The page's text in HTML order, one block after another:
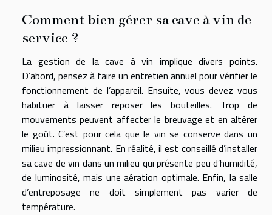
Comment bien gérer sa cave à vin de
service ?
La gestion de la cave à vin implique divers points.
D’abord, pensez à faire un entretien annuel pour vérifier le
fonctionnement de l’appareil. Ensuite, vous devez vous
habituer à laisser reposer les bouteilles. Trop de
mouvements peuvent affecter le breuvage et en altérer
le goût. C’est pour cela que le vin se conserve dans un
milieu impressionnant. En réalité, il est conseillé d’installer
sa cave de vin dans un milieu qui présente peu d’humidité,
de luminosité, mais une aération optimale. Enfin, la salle
d’entreposage ne doit simplement pas varier de
température.